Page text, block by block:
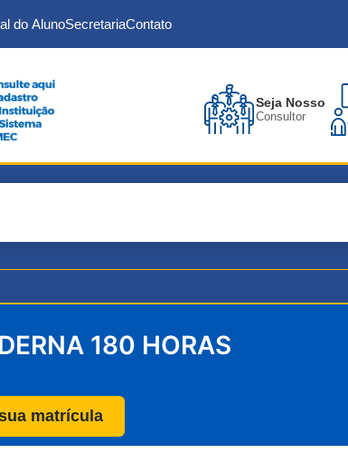
do AlunoSecretariaContato
Seja Nosso
Consultor
180 HORAS
matrícula